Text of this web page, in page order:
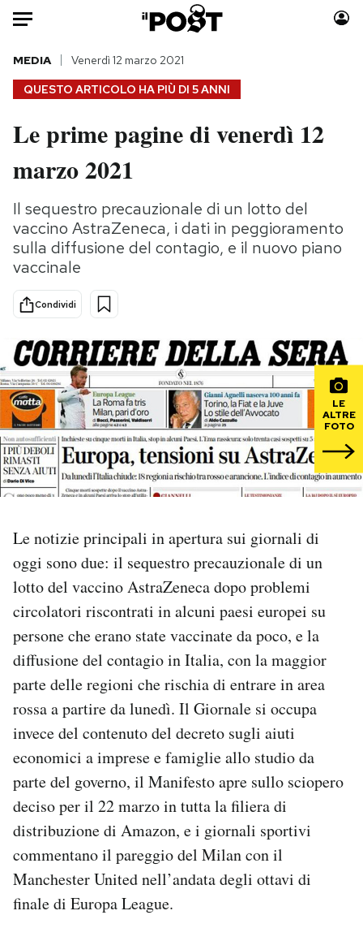
HOME
Italia
Politica
Tecnologia
Internet
Scienza
Cultura
Economia
Moda
Storie/Idee
Ok Boomer!
Media
PODCAST
NEWSLETTER
SHOP
CALENDARIO
AREA PERSONALE
Area Personale
Newsletter
Notifiche mobile
Regala il Post
Hai bisogno di aiuto?
Esci
QUESTO ARTICOLO HA PIÙ DI 5 ANNI
MEDIA Venerdì 12 marzo 2021
Le prime pagine di venerdì 12
marzo 2021
Il sequestro precauzionale di un lotto del
vaccino AstraZeneca, i dati in peggioramento
sulla diffusione del contagio, e il nuovo piano
vaccinale
Condividi
LE
ALTRE
FOTO
Le notizie principali in apertura sui giornali di
oggi sono due: il sequestro precauzionale di un
lotto del vaccino AstraZeneca dopo problemi
circolatori riscontrati in alcuni paesi europei su
persone che erano state vaccinate da poco, e la
diffusione del contagio in Italia, con la maggior
parte delle regioni che rischia di entrare in area
rossa a partire da lunedì. Il Giornale si occupa
invece del contenuto del decreto sugli aiuti
economici a imprese e famiglie allo studio da
parte del governo, il Manifesto apre sullo sciopero
deciso per il 22 marzo in tutta la filiera di
distribuzione di Amazon, e i giornali sportivi
commentano il pareggio del Milan con il
Manchester United nell’andata degli ottavi di
finale di Europa League.